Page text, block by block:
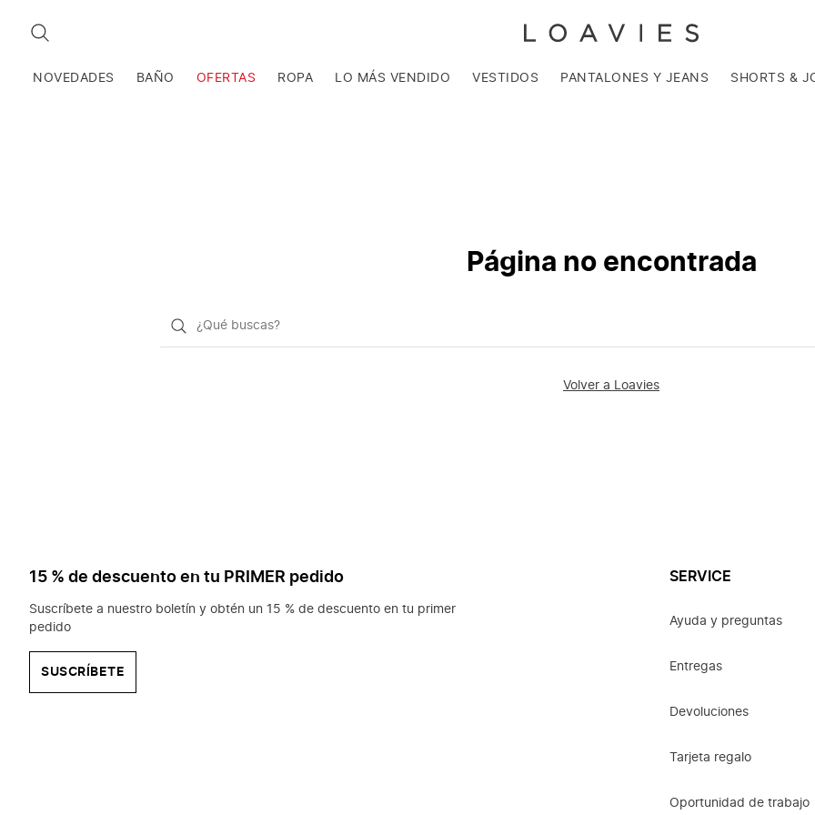
BUSCAR
NOVEDADES BAÑO OFERTAS ROPA LO MÁS VENDIDO VESTIDOS PANTALONES Y JEANS SHORTS &
Página no encontrada
¿Qué
Volver a Loavies
15 % de descuento en tu PRIMER pedido
Suscríbete a nuestro boletín y obtén un 15 % de descuento en tu primer
pedido
SUSCRÍBETE
SERVICE
Ayuda y preguntas
Entregas
Devoluciones
Tarjeta regalo
Oportunidad de trabajo